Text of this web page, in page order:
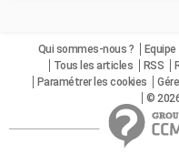
Qui sommes-nous ? Equipe
Tous les articles
RSS
Paramétrer les cookies
©